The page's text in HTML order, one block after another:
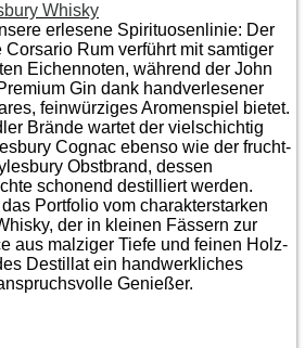
Whisky
erlesene Spirituosenlinie: Der
Corsario Rum verführt mit samtiger
Eichen­noten, während der John
Gin dank handverlesener
feinwürziges Aromenspiel bietet.
Brände wartet der vielschichtig
Cognac ebenso wie der frucht­
Obstbrand, dessen
schonend destilliert werden.
Portfolio vom charakterstarken
der in kleinen Fässern zur
aus malziger Tiefe und feinen Holz­
Destillat ein handwerkliches
Genießer.